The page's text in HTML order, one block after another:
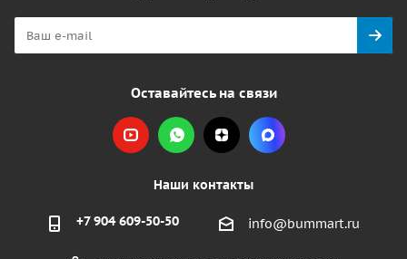
Оставайтесь на связи
Наши контакты
+7 904 609-50-50 info@bummart.ru